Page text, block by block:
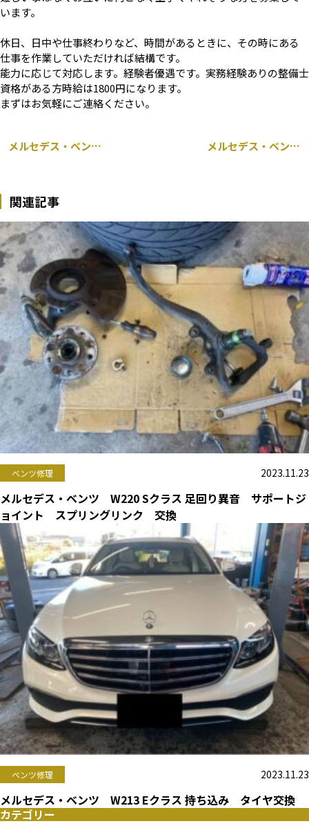
います。
休日、日中や仕事終わりなど、時間があるときに、その時にある
仕事を作業していただければ結構です。
能力に応じて対応します。経験者優遇です。実務経験ありの整備士
資格がある方時給は1800円になります。
まずはお気軽にご連絡ください。
メルセデス・ベンツ スマート ブラバス 451 車検整備 千葉市 メルセデス・ベンツ Cクラス W205 持ち込み パナメリカーナグリル交換 千葉市
関連記事
ベンツ修理 2023.11.23
メルセデス・ベンツ W220 Sクラス 足回り異音 サポートジ
ョイント スプリングリンク 交換
ベンツ修理 2023.11.23
メルセデス・ベンツ W213 Eクラス 持ち込み タイヤ交換
カテゴリー